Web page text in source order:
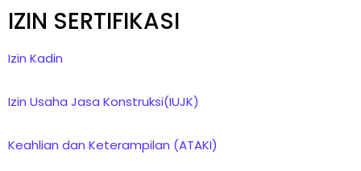
IZIN SERTIFIKASI
Izin Kadin
Izin Usaha Jasa Konstruksi(IUJK)
Keahlian dan Keterampilan (ATAKI)